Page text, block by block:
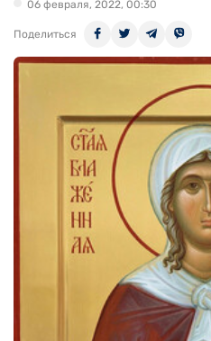
06 февраля, 2022, 00:30
Поделиться